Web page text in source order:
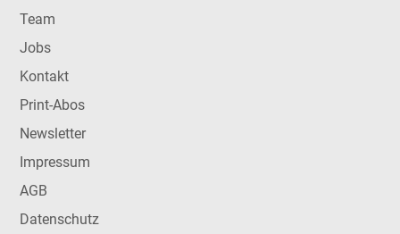
Team
Jobs
Kontakt
Print-Abos
Newsletter
Impressum
AGB
Datenschutz